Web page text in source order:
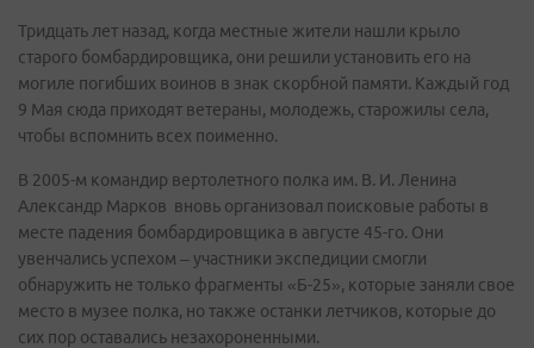
Тридцать лет назад, когда местные жители нашли крыло
старого бомбардировщика, они решили установить его на
могиле погибших воинов в знак скорбной памяти. Каждый год
9 Мая сюда приходят ветераны, молодежь, старожилы села,
чтобы вспомнить всех поименно.
В 2005-м командир вертолетного полка им. В. И. Ленина
Александр Марков вновь организовал поисковые работы в
месте падения бомбардировщика в августе 45-го. Они
увенчались успехом – участники экспедиции смогли
обнаружить не только фрагменты «Б-25», которые заняли свое
место в музее полка, но также останки летчиков, которые до
сих пор оставались незахороненными.